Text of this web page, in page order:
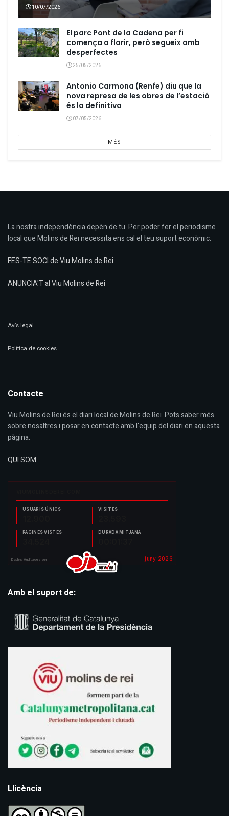
10/07/2026
El parc Pont de la Cadena per fi
comença a florir, però segueix amb
desperfectes
25/05/2026
Antonio Carmona (Renfe) diu que la
nova represa de les obres de l’estació
és la definitiva
07/05/2026
MÉS
La nostra independència depèn de tu. Per poder fer el periodisme
local que Molins de Rei necessita ens cal el teu suport econòmic.
FES-TE SOCI de Viu Molins de Rei
ANUNCIA'T al Viu Molins de Rei
Avís legal
Política de cookies
Contacte
Viu Molins de Rei és el diari local de Molins de Rei. Pots saber més
sobre nosaltres i posar en contacte amb l'equip del diari en aquesta
pàgina:
QUI SOM
Amb el suport de:
Llicència